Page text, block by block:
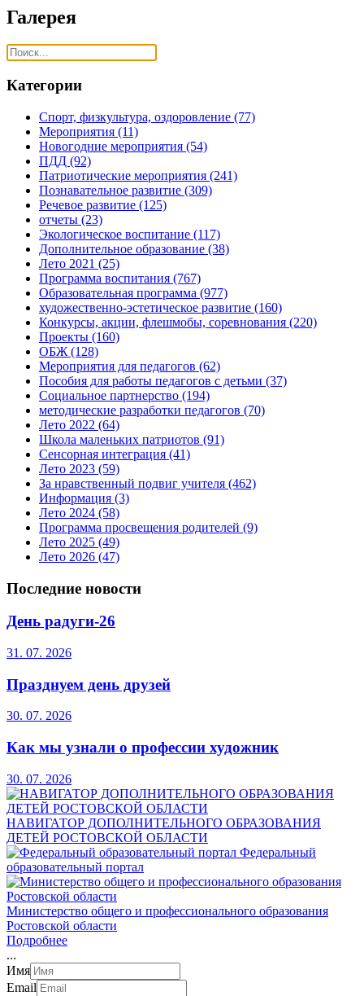
Галерея
Категории
Спорт, физкультура, оздоровление (77)
Мероприятия (11)
Новогодние мероприятия (54)
ПДД (92)
Патриотические мероприятия (241)
Познавательное развитие (309)
Речевое развитие (125)
отчеты (23)
Экологическое воспитание (117)
Дополнительное образование (38)
Лето 2021 (25)
Программа воспитания (767)
Образовательная программа (977)
художественно-эстетическое развитие (160)
Конкурсы, акции, флешмобы, соревнования (220)
Проекты (160)
ОБЖ (128)
Мероприятия для педагогов (62)
Пособия для работы педагогов с детьми (37)
Социальное партнерство (194)
методические разработки педагогов (70)
Лето 2022 (64)
Школа маленьких патриотов (91)
Сенсорная интеграция (41)
Лето 2023 (59)
За нравственный подвиг учителя (462)
Информация (3)
Лето 2024 (58)
Программа просвещения родителей (9)
Лето 2025 (49)
Лето 2026 (47)
Последние новости
День радуги-26
31. 07. 2026
Празднуем день друзей
30. 07. 2026
Как мы узнали о профессии художник
30. 07. 2026
НАВИГАТОР ДОПОЛНИТЕЛЬНОГО ОБРАЗОВАНИЯ
ДЕТЕЙ РОСТОВСКОЙ ОБЛАСТИ
Федеральный
образовательный портал
Министерство общего и профессионального образования
Ростовской области
Подробнее
...
Имя
Email